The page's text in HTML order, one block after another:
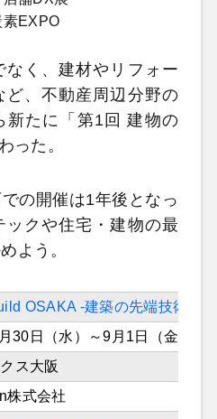
素EXPO
く、建材やリフォー
ど、不動産周辺分野の
新たに「第1回 建物の
った。
の開催は1年後となっ
ックや住宅・建物の最
よう。
OSAKA -建築の先端技術展-
30日（水）～9月1日（金）
ス大阪
株式会社